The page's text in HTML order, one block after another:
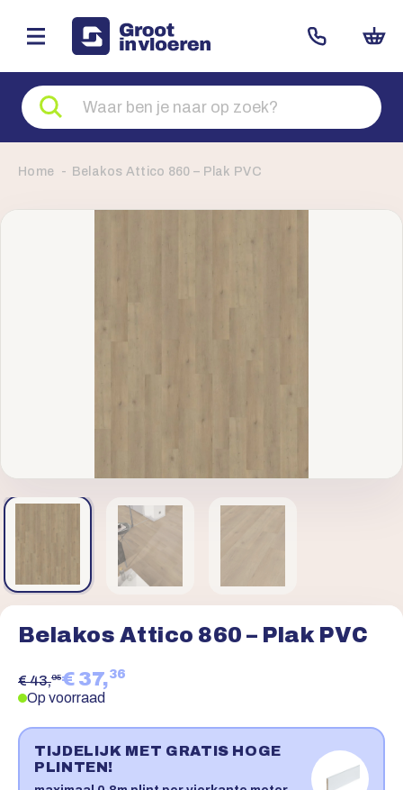
Zoeken
naar
producten
Home Belakos Attico 860 – Plak PVC
Belakos Attico 860 – Plak PVC
€ 43,95€ 37,36
Op voorraad
TIJDELIJK MET GRATIS HOGE
PLINTEN!